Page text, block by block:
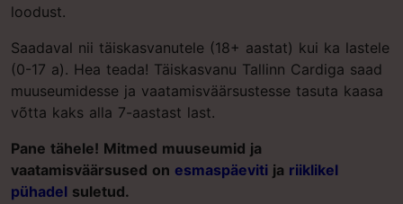
loodust.
Saadaval nii täiskasvanutele (18+ aastat) kui ka lastele
(0-17 a). Hea teada! Täiskasvanu Tallinn Cardiga saad
muuseumidesse ja vaatamisväärsustesse tasuta kaasa
võtta kaks alla 7-aastast last.
Pane tähele! Mitmed muuseumid ja
vaatamisväärsused on esmaspäeviti ja riiklikel
pühadel suletud.